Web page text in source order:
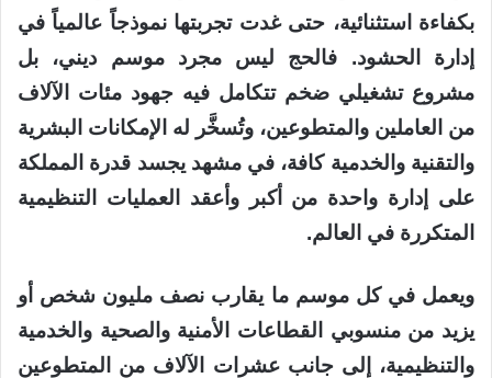
بكفاءة استثنائية، حتى غدت تجربتها نموذجاً عالمياً في
إدارة الحشود. فالحج ليس مجرد موسم ديني، بل
مشروع تشغيلي ضخم تتكامل فيه جهود مئات الآلاف
من العاملين والمتطوعين، وتُسخَّر له الإمكانات البشرية
والتقنية والخدمية كافة، في مشهد يجسد قدرة المملكة
على إدارة واحدة من أكبر وأعقد العمليات التنظيمية
المتكررة في العالم.
ويعمل في كل موسم ما يقارب نصف مليون شخص أو
يزيد من منسوبي القطاعات الأمنية والصحية والخدمية
والتنظيمية، إلى جانب عشرات الآلاف من المتطوعين